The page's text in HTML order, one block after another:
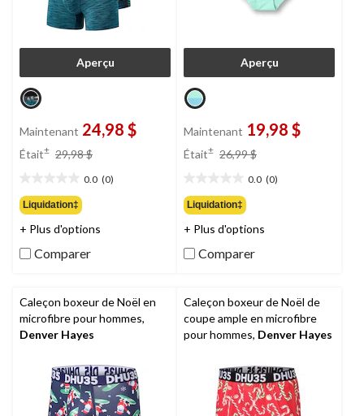
Aperçu
Maintenant 24,98 $
Était± 29,98 $
29,98 $
0.0 (0)
étoile(s)
sur
5.
Liquidation‡
+ Plus d'options
Comparer
Aperçu
Maintenant 19,98 $
Était± 26,99 $
26,99 $
0.0 (0)
étoile(s)
sur
5.
Liquidation‡
+ Plus d'options
Comparer
Caleçon boxeur de Noël en
microfibre pour hommes,
Denver Hayes
Caleçon boxeur de Noël de
coupe ample en microfibre
pour hommes, Denver Hayes